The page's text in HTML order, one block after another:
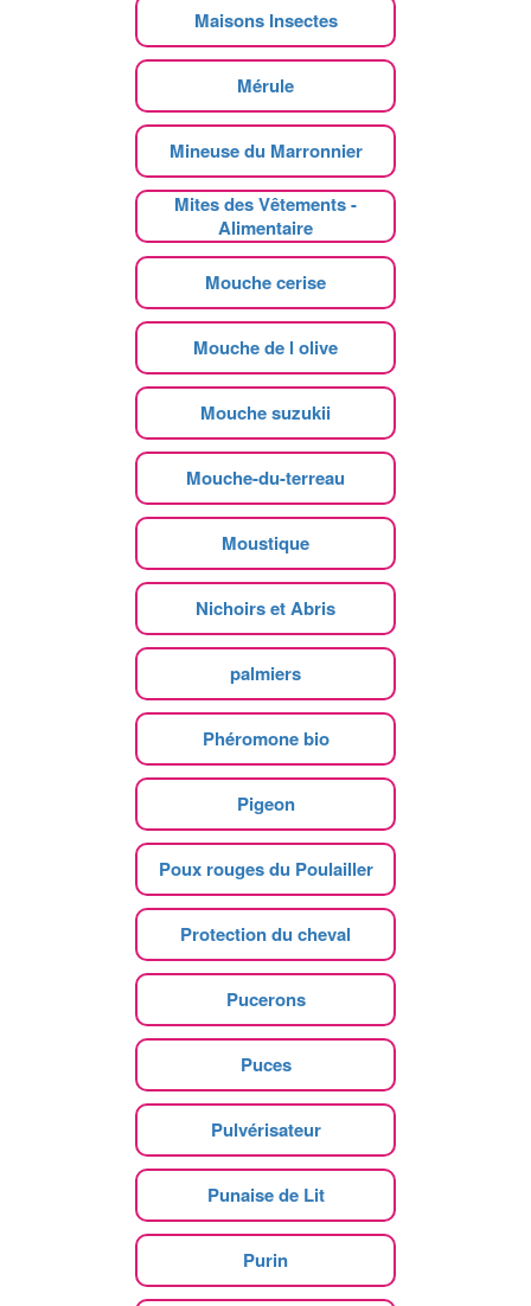
Maisons Insectes
Mérule
Mineuse du Marronnier
Mites des Vêtements -
Alimentaire
Mouche cerise
Mouche de l olive
Mouche suzukii
Mouche-du-terreau
Moustique
Nichoirs et Abris
palmiers
Phéromone bio
Pigeon
Poux rouges du Poulailler
Protection du cheval
Pucerons
Puces
Pulvérisateur
Punaise de Lit
Purin